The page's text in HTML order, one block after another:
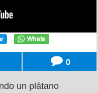
0
un plátano